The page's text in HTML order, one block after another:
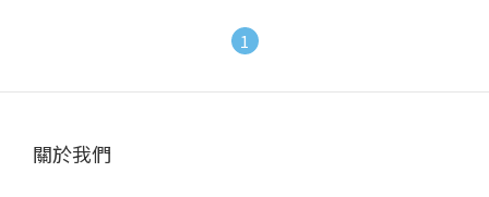
1
關於我們